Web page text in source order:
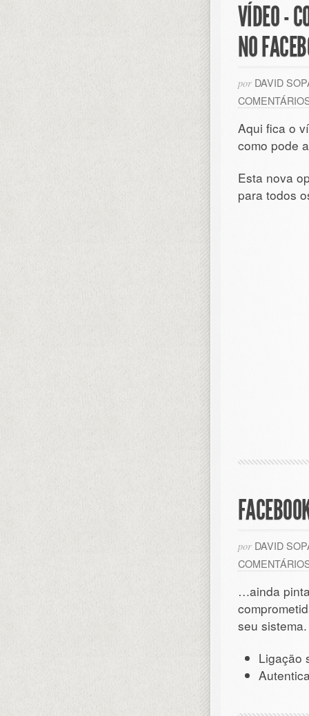
VÍDEO -
NO
por DAVID
Aqui fica o
como pode
Esta nova
para todos
por DAVID
…ainda
seu sistema.
Ligação